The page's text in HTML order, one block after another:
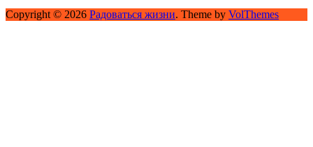
Copyright © 2026 Радоваться жизни. Theme by VolThemes